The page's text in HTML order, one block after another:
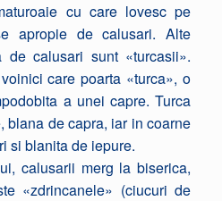
cu care lovesc pe
apropie de calusari. Alte
de calusari sunt «turcasii».
care poarta «turca», o
a unei capre. Turca
blana de capra, iar in coarne
si blanita de iepure.
calusarii merg la biserica,
«zdrincanele» (ciucuri de